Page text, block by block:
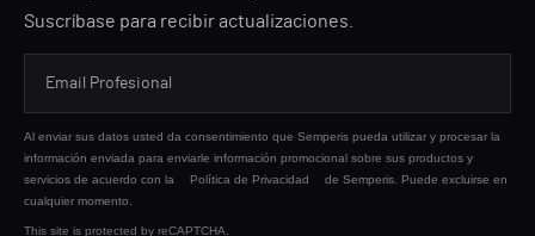
Suscríbase para recibir actualizaciones.
Al enviar sus datos usted da consentimiento que Semperis pueda utilizar y procesar la
información enviada para enviarle información promocional sobre sus productos y
servicios de acuerdo con la
Política de Privacidad
de Semperis. Puede excluirse en
cualquier momento.
This site is protected by reCAPTCHA.